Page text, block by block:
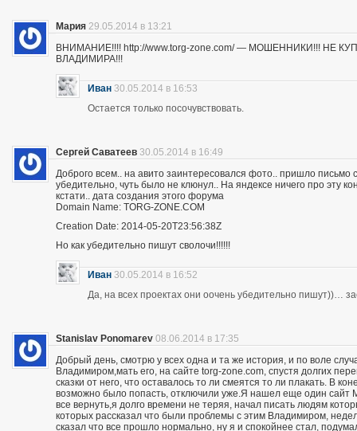
Мария 29.05.2014 в 13:21
ВНИМАНИЕ!!!! http://www.torg-zone.com/ — МОШЕННИКИ!!! НЕ
ВЛАДИМИРА!!!
Иван 30.05.2014 в 16:53
Остается только посочувствовать.
Сергей Саватеев 30.05.2014 в 16:49
Доброго всем.. на авито заинтересовался фото.. пришло
убедительно, чуть было не клюнул.. На яндексе ничего про
кстати.. дата создания этого форума
Domain Name: TORG-ZONE.COM
Creation Date: 2014-05-20T23:56:38Z
Но как убедительно пишут сволочи!!!!!!
Иван 30.05.2014 в 16:52
Да, на всех проектах они оочень убедительно пишут))…
Stanislav Ponomarev 08.06.2014 в 17:35
Добрый день, смотрю у всех одна и та же история, и по воле
Владимиром,мать его, на сайте torg-zone.com, спустя долгих
сказки от него, что оставалось то ли смеятся то ли плакать. В
возможно было попасть, отключили уже.Я нашел еще один
все вернуть,я долго времени не теряя, начал писать людям
которых рассказал что были проблемы с этим Владимиром,
сказал что все прошло нормально, ну я и спокойнее стал,